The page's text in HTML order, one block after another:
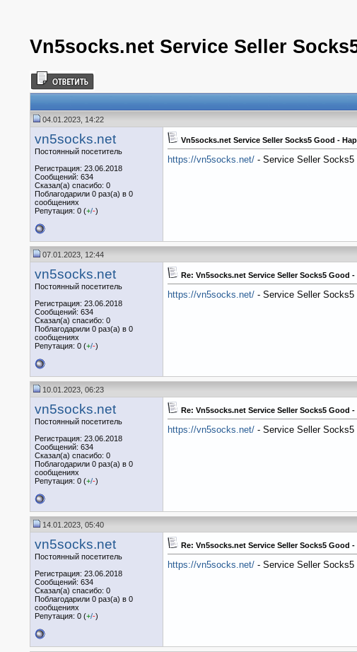
Vn5socks.net Service Seller
04.01.2023, 14:22
vn5socks.net
Постоянный посетитель
Регистрация: 23.06.2018
Сообщений: 634
Сказал(а) спасибо: 0
Поблагодарили 0 раз(а) в 0
сообщениях
Репутация: 0 (+/-)
Vn5socks.net Service Seller Socks5 Good -
https://vn5socks.net/ - Service Seller Socks5
07.01.2023, 12:44
vn5socks.net
Постоянный посетитель
Регистрация: 23.06.2018
Сообщений: 634
Сказал(а) спасибо: 0
Поблагодарили 0 раз(а) в 0
сообщениях
Репутация: 0 (+/-)
Re: Vn5socks.net Service Seller Socks5 Good -
https://vn5socks.net/ - Service Seller Socks5
10.01.2023, 06:23
vn5socks.net
Постоянный посетитель
Регистрация: 23.06.2018
Сообщений: 634
Сказал(а) спасибо: 0
Поблагодарили 0 раз(а) в 0
сообщениях
Репутация: 0 (+/-)
Re: Vn5socks.net Service Seller Socks5 Good -
https://vn5socks.net/ - Service Seller Socks5
14.01.2023, 05:40
vn5socks.net
Постоянный посетитель
Регистрация: 23.06.2018
Сообщений: 634
Сказал(а) спасибо: 0
Поблагодарили 0 раз(а) в 0
сообщениях
Репутация: 0 (+/-)
Re: Vn5socks.net Service Seller Socks5 Good -
https://vn5socks.net/ - Service Seller Socks5